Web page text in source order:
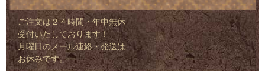
ご注文は２４時間・年中無休
受付いたしております！
月曜日のメール連絡・発送は
お休みです。